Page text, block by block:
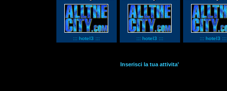
::: hotel3 ::: ::: hotel3 ::: ::: hotel3 :::
Inserisci la tua attivita'